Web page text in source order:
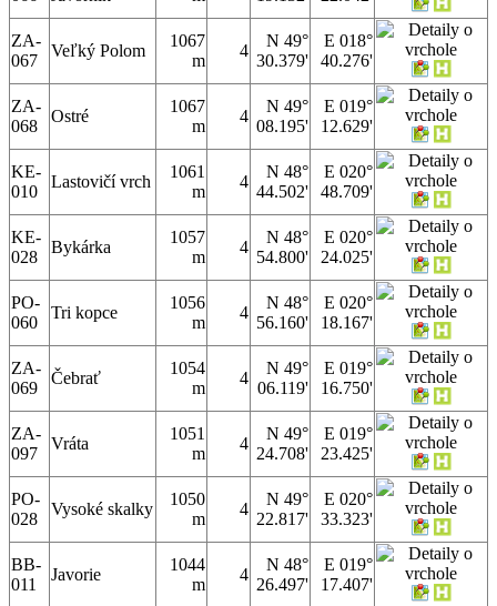
ZA-
067
Veľký Polom
1067
m
4
N 49°
30.379'
E 018°
40.276'
ZA-
068
Ostré
1067
m
4
N 49°
08.195'
E 019°
12.629'
KE-
010
Lastovičí vrch
1061
m
4
N 48°
44.502'
E 020°
48.709'
KE-
028
Bykárka
1057
m
4
N 48°
54.800'
E 020°
24.025'
PO-
060
Tri kopce
1056
m
4
N 48°
56.160'
E 020°
18.167'
ZA-
069
Čebrať
1054
m
4
N 49°
06.119'
E 019°
16.750'
ZA-
097
Vráta
1051
m
4
N 49°
24.708'
E 019°
23.425'
PO-
028
Vysoké skalky
1050
m
4
N 49°
22.817'
E 020°
33.323'
BB-
011
Javorie
1044
m
4
N 48°
26.497'
E 019°
17.407'